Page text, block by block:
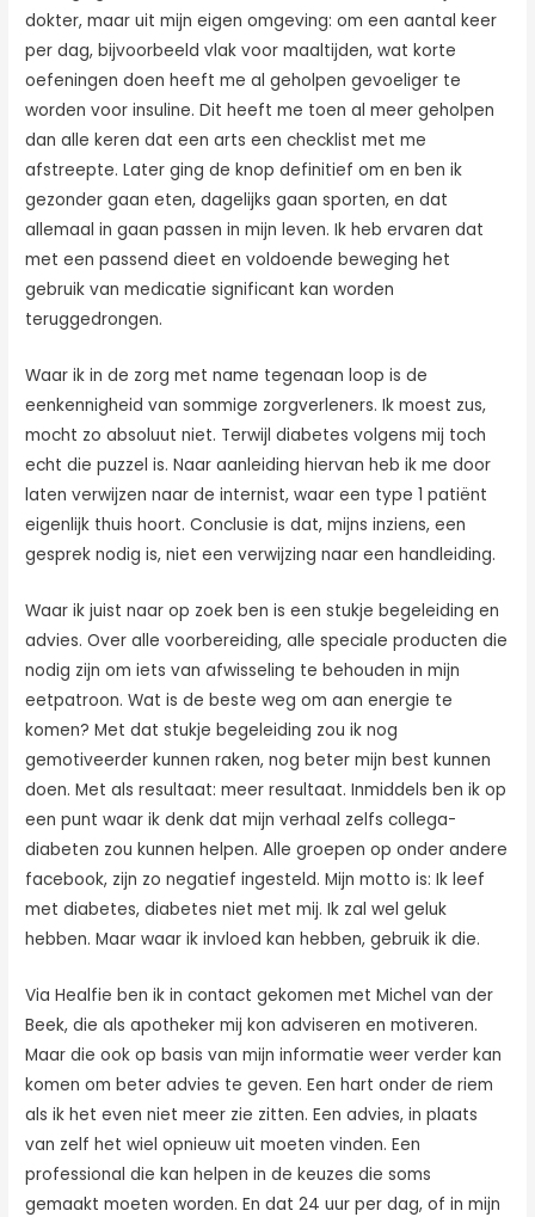
dokter, maar uit mijn eigen omgeving: om een aantal keer
per dag, bijvoorbeeld vlak voor maaltijden, wat korte
oefeningen doen heeft me al geholpen gevoeliger te
worden voor insuline. Dit heeft me toen al meer geholpen
dan alle keren dat een arts een checklist met me
afstreepte. Later ging de knop definitief om en ben ik
gezonder gaan eten, dagelijks gaan sporten, en dat
allemaal in gaan passen in mijn leven. Ik heb ervaren dat
met een passend dieet en voldoende beweging het
gebruik van medicatie significant kan worden
teruggedrongen.
Waar ik in de zorg met name tegenaan loop is de
eenkennigheid van sommige zorgverleners. Ik moest zus,
mocht zo absoluut niet. Terwijl diabetes volgens mij toch
echt die puzzel is. Naar aanleiding hiervan heb ik me door
laten verwijzen naar de internist, waar een type 1 patiënt
eigenlijk thuis hoort. Conclusie is dat, mijns inziens, een
gesprek nodig is, niet een verwijzing naar een handleiding.
Waar ik juist naar op zoek ben is een stukje begeleiding en
advies. Over alle voorbereiding, alle speciale producten die
nodig zijn om iets van afwisseling te behouden in mijn
eetpatroon. Wat is de beste weg om aan energie te
komen? Met dat stukje begeleiding zou ik nog
gemotiveerder kunnen raken, nog beter mijn best kunnen
doen. Met als resultaat: meer resultaat. Inmiddels ben ik op
een punt waar ik denk dat mijn verhaal zelfs collega-
diabeten zou kunnen helpen. Alle groepen op onder andere
facebook, zijn zo negatief ingesteld. Mijn motto is: Ik leef
met diabetes, diabetes niet met mij. Ik zal wel geluk
hebben. Maar waar ik invloed kan hebben, gebruik ik die.
Via Healfie ben ik in contact gekomen met Michel van der
Beek, die als apotheker mij kon adviseren en motiveren.
Maar die ook op basis van mijn informatie weer verder kan
komen om beter advies te geven. Een hart onder de riem
als ik het even niet meer zie zitten. Een advies, in plaats
van zelf het wiel opnieuw uit moeten vinden. Een
professional die kan helpen in de keuzes die soms
gemaakt moeten worden. En dat 24 uur per dag, of in mijn